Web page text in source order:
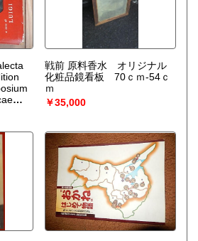
戦前 原料香水 オリジナル
化粧品鏡看板 70ｃｍ-54ｃ
ｍ
￥35,000